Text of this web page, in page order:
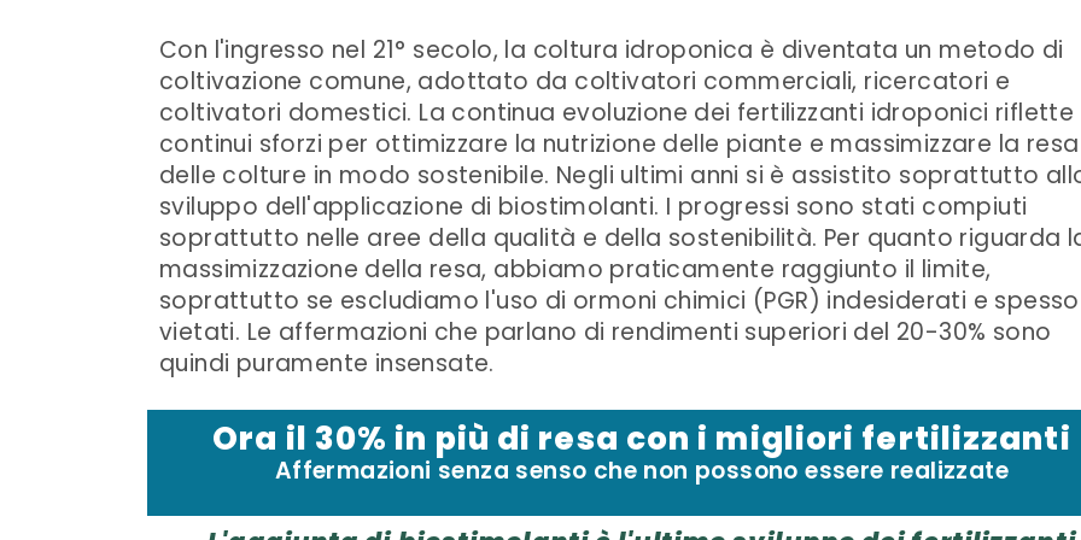
Con l'ingresso nel 21° secolo, la coltura idroponica è diventata un metodo di
coltivazione comune, adottato da coltivatori commerciali, ricercatori e
coltivatori domestici. La continua evoluzione dei fertilizzanti idroponici riflette
continui sforzi per ottimizzare la nutrizione delle piante e massimizzare la resa
delle colture in modo sostenibile. Negli ultimi anni si è assistito soprattutto
sviluppo dell'applicazione di biostimolanti. I progressi sono stati compiuti
soprattutto nelle aree della qualità e della sostenibilità. Per quanto riguarda
massimizzazione della resa, abbiamo praticamente raggiunto il limite,
soprattutto se escludiamo l'uso di ormoni chimici (PGR) indesiderati e spesso
vietati. Le affermazioni che parlano di rendimenti superiori del 20-30% sono
quindi puramente insensate.
Ora il 30% in più di resa con i migliori fertilizzanti
Affermazioni senza senso che non possono essere realizzate